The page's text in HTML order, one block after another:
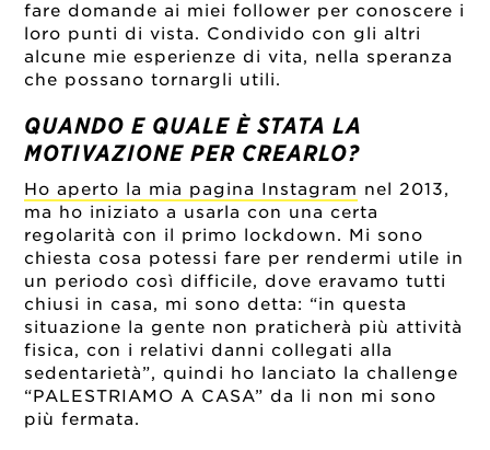
fare domande ai miei follower per conoscere i
loro punti di vista. Condivido con gli altri
alcune mie esperienze di vita, nella speranza
che possano tornargli utili.
QUANDO E QUALE È STATA LA
MOTIVAZIONE PER CREARLO?
Ho aperto la mia pagina Instagram nel 2013,
ma ho iniziato a usarla con una certa
regolarità con il primo lockdown. Mi sono
chiesta cosa potessi fare per rendermi utile in
un periodo così difficile, dove eravamo tutti
chiusi in casa, mi sono detta: “in questa
situazione la gente non praticherà più attività
fisica, con i relativi danni collegati alla
sedentarietà”, quindi ho lanciato la challenge
“PALESTRIAMO A CASA” da li non mi sono
più fermata.